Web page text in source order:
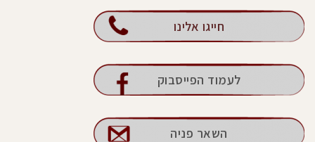
חייגו אלינו
לעמוד הפייסבוק
השאר פניה